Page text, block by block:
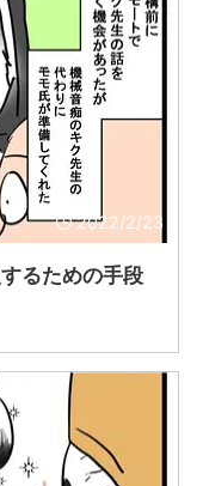
2022/2/23
るための手段